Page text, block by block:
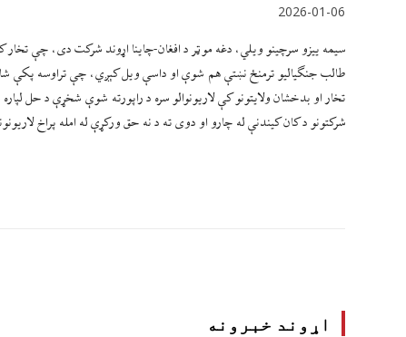
2026-01-06
سیمه ییزو سرچینو ویلي، دغه موټر د افغان-چاینا اړوند شرکت دی، چې
تخار او بدخشان ولایتونو کې لاریونوالو سره د راپورته شوې شخړې د حل
شرکتونو د کان کیندنې له چارو او دوی ته د نه حق ورکړې له امله پراخ
اړوند خبرونه